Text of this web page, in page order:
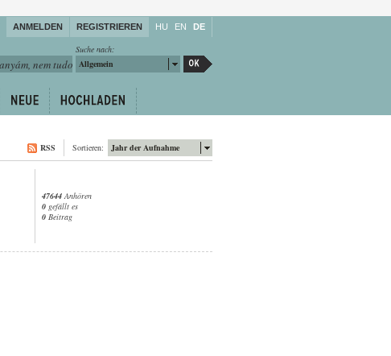
ANMELDEN REGISTRIEREN HU EN DE
Suche nach:
Allgemein
Jahr der Aufnahme
Sortieren:
RSS
47644 Anhören
0 gefällt es
0 Beitrag